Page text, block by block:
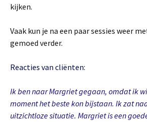
kijken.
Vaak kun je na een paar sessies weer
gemoed verder.
Reacties van cliënten:
Ik ben naar Margriet gegaan, omdat ik
moment het beste kon bijstaan. Ik zat
uitzichtloze situatie. Margriet is een